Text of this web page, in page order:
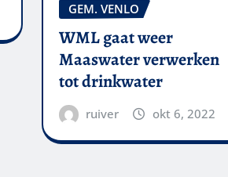
GEM. VENLO
WML gaat weer
Maaswater verwerken
tot drinkwater
ruiver okt 6, 2022